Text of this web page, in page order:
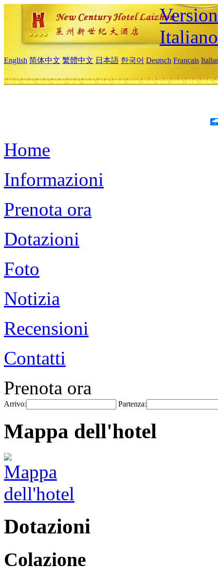
Italiano
English 简体中文 繁體中文 日本語 한국어 Deutsch Français
Home
Informazioni
Prenota ora
Dotazioni
Foto
Notizia
Recensioni
Contatti
Prenota ora
Arrivo: Partenza:
Mappa dell'hotel
Dotazioni
Colazione